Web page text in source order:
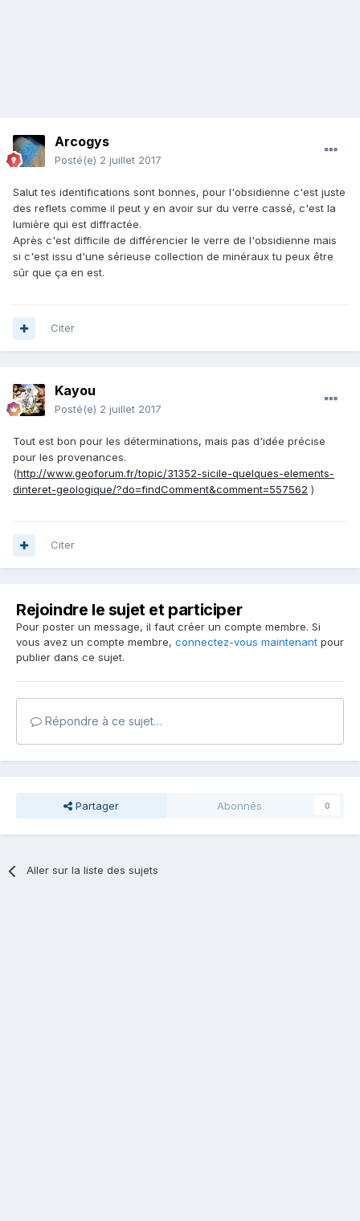
Arcogys
Posté(e) 2 juillet 2017
Salut tes identifications sont bonnes, pour l'obsidienne c'est juste
des reflets comme il peut y en avoir sur du verre cassé, c'est la
lumière qui est diffractée.
Après c'est difficile de différencier le verre de l'obsidienne mais
si c'est issu d'une sérieuse collection de minéraux tu peux être
sûr que ça en est.
Citer
Kayou
Posté(e) 2 juillet 2017
Tout est bon pour les déterminations, mais pas d'idée précise
pour les provenances.
(http://www.geoforum.fr/topic/31352-sicile-quelques-elements-
dinteret-geologique/?do=findComment&comment=557562 )
Citer
Rejoindre le sujet et participer
Pour poster un message, il faut créer un compte membre. Si
vous avez un compte membre, connectez-vous maintenant pour
publier dans ce sujet.
Répondre à ce sujet…
Partager Abonnés 0
Aller sur la liste des sujets